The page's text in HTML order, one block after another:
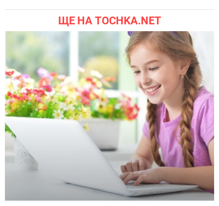
ЩЕ НА TOCHKA.NET